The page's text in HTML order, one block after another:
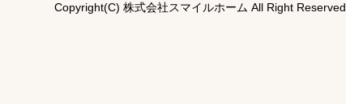
Copyright(C) 株式会社スマイルホームAll Right Reserved.